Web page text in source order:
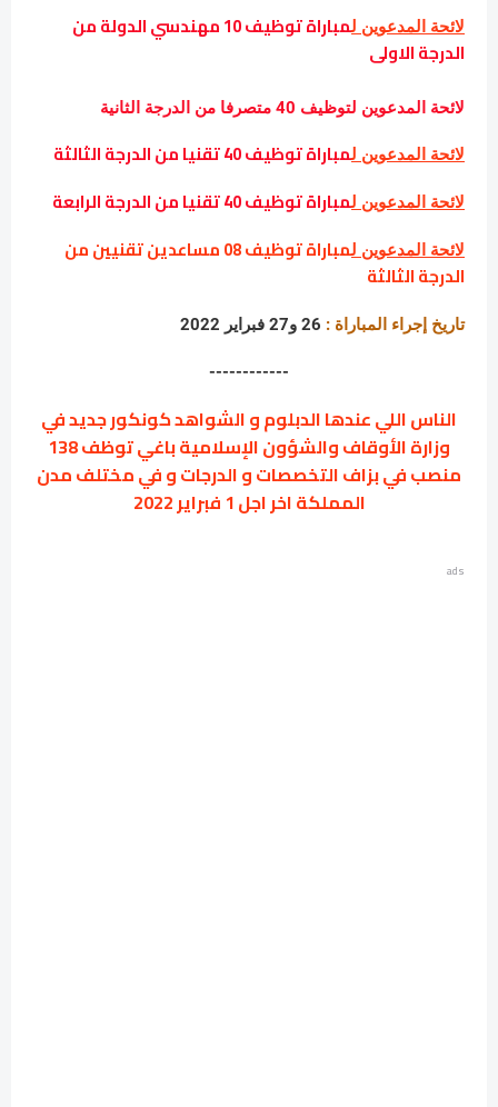
لائحة المدعوين ل
مباراة توظيف 10 مهندسي الدولة من
الدرجة الاولى
لائحة المدعوين لتوظيف 40 متصرفا من الدرجة الثانية
لائحة المدعوين لمباراة توظيف 40 تقنيا من الدرجة الثالثة
لائحة المدعوين لمباراة توظيف 40 تقنيا من الدرجة الرابعة
لائحة المدعوين ل
مباراة توظيف 08 مساعدين تقنيين من
الدرجة الثالثة
تاريخ إجراء المباراة : 26 و27 فبراير 2022
------------
الناس اللي عندها الدبلوم و الشواهد كونكور جديد في
وزارة الأوقاف والشؤون الإسلامية باغي توظف 138
منصب في بزاف التخصصات و الدرجات و في مختلف مدن
المملكة اخر اجل 1 فبراير 2022
ads